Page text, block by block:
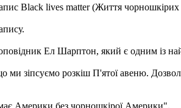
Black lives matter (Життя чорношкірих
Ел Шарптон, який є одним із
зіпсуємо розкіш П'ятої авеню.
Америки без чорношкірої Америки".